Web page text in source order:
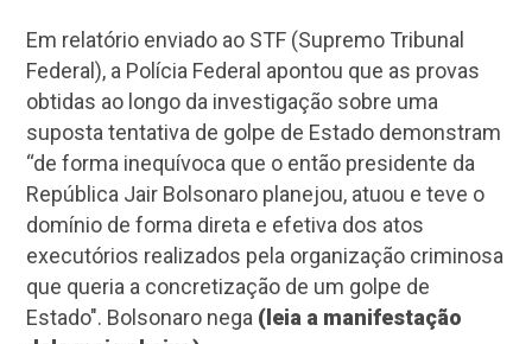
Em relatório enviado ao STF (Supremo Tribunal
Federal), a Polícia Federal apontou que as provas
obtidas ao longo da investigação sobre uma
suposta tentativa de golpe de Estado demonstram
“de forma inequívoca que o então presidente da
República Jair Bolsonaro planejou, atuou e teve o
domínio de forma direta e efetiva dos atos
executórios realizados pela organização criminosa
que queria a concretização de um golpe de
Estado". Bolsonaro nega (leia a manifestação